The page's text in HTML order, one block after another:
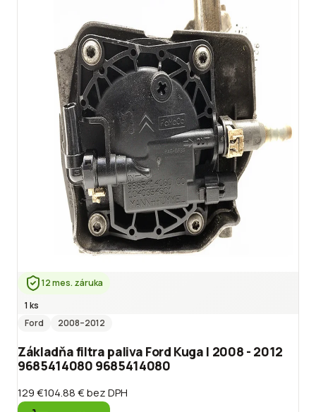
12 mes. záruka
1 ks
Ford
2008–2012
Základňa filtra paliva Ford Kuga I 2008 - 2012
9685414080 9685414080
129 €104.88 €bez DPH